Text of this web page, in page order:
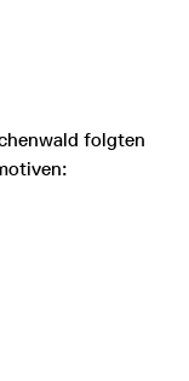
folgten